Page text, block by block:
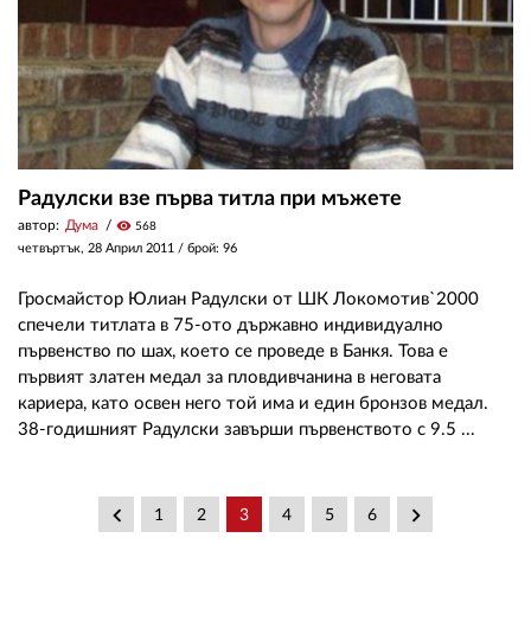
Радулски взе първа титла при мъжете
автор: Дума visibility 568
четвъртък, 28 Април 2011 / брой: 96
Гросмайстор Юлиан Радулски от ШК Локомотив`2000
спечели титлата в 75-ото държавно индивидуално
първенство по шах, което се проведе в Банкя. Това е
първият златен медал за пловдивчанина в неговата
кариера, като освен него той има и един бронзов медал.
38-годишният Радулски завърши първенството с 9.5 ...
keyboard_arrow_left 1 2 3 4 5 6 keyboard_arrow_right